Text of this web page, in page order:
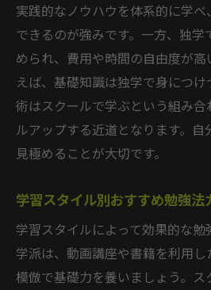
実践的なノウハウを体系的に学
できるのが強みです。一方、独
められ、費用や時間の自由度が高
えば、基礎知識は独学で身につ
術はスクールで学ぶという組み
ルアップする近道となります。
見極めることが大切です。
学習スタイル別おすすめ勉強法
学習スタイルによって効果的な勉
学派は、動画講座や書籍を利用
模倣で基礎力を養いましょう。